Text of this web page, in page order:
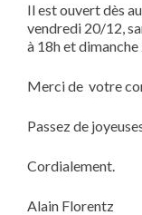
Il est ouvert dès
vendredi 20/12,
à 18h et
Merci de votre
Passez de
Cordialement.
Alain Florentz